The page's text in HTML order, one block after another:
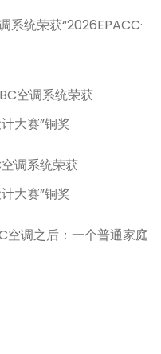
系统荣获“2026EPACC·
空调系统荣获
大赛”铜奖
调系统荣获
大赛”铜奖
空调之后：一个普通家庭